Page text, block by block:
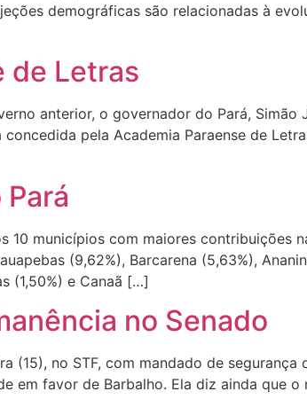
demográficas são relacionadas à
de Letras
anterior, o governador do Pará, Simão
pela Academia Paraense de
10 municípios com maiores contribuições
(9,62%), Barcarena (5,63%),
(1,50%) e Canaã […]
no Senado
(15), no STF, com mandado de segurança
em favor de Barbalho. Ela diz ainda que o